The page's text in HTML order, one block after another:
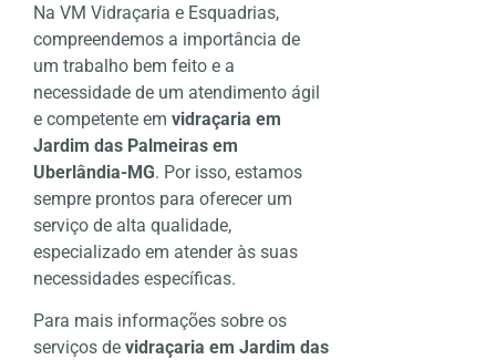
Na VM Vidraçaria e Esquadrias,
compreendemos a importância de
um trabalho bem feito e a
necessidade de um atendimento ágil
e competente em vidraçaria em
Jardim das Palmeiras em
Uberlândia-MG. Por isso, estamos
sempre prontos para oferecer um
serviço de alta qualidade,
especializado em atender às suas
necessidades específicas.
Para mais informações sobre os
serviços de vidraçaria em Jardim das